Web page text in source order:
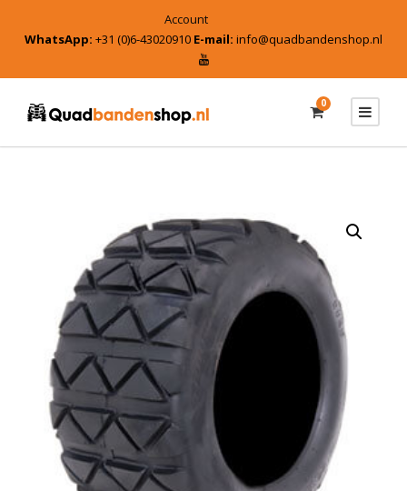
Account
WhatsApp: +31 (0)6-43020910 E-mail: info@quadbandenshop.nl
0